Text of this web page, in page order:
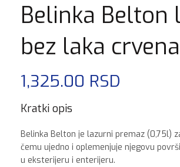
Belinka
bez laka
1,325.00 RSD
Kratki opis
Belinka Belton je lazurni premaz (0,75l)
čemu ujedno i oplemenjuje njegovu
u eksterijeru i enterijeru.